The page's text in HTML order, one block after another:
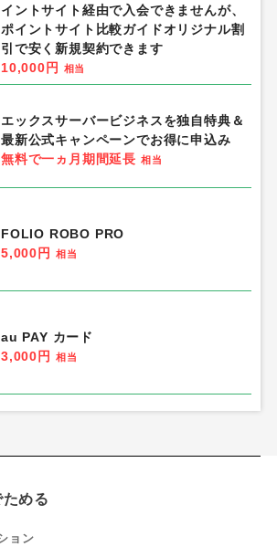
イントサイト経由で入会できませんが、
ポイントサイト比較ガイドオリジナル割
引で安く新規契約できます
10,000円
相当
エックスサーバービジネスを独自特典＆
最新公式キャンペーンでお得に申込み
無料で一ヵ月期間延長 相当
FOLIO ROBO PRO
5,000円
相当
au PAY カード
3,000円
相当
める
ョン